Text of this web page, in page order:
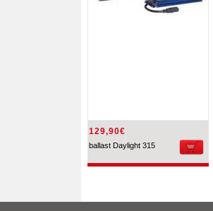
129,90€
ballast Daylight 315